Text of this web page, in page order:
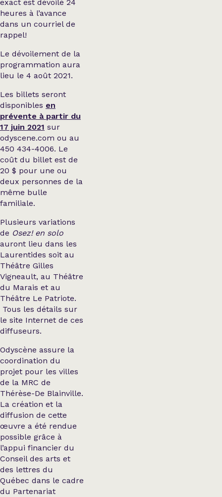
exact est dévoilé 24
heures à l’avance
dans un courriel de
rappel!
Le dévoilement de la
programmation aura
lieu le 4 août 2021.
Les billets seront
disponibles en
prévente à partir du
17 juin 2021 sur
odyscene.com ou au
450 434-4006. Le
coût du billet est de
20 $ pour une ou
deux personnes de la
même bulle
familiale.
Plusieurs variations
de Osez! en solo
auront lieu dans les
Laurentides soit au
Théâtre Gilles
Vigneault, au Théâtre
du Marais et au
Théâtre Le Patriote.
Tous les détails sur
le site Internet de ces
diffuseurs.
Odyscène assure la
coordination du
projet pour les villes
de la MRC de
Thérèse-De Blainville.
La création et la
diffusion de cette
œuvre a été rendue
possible grâce à
l’appui financier du
Conseil des arts et
des lettres du
Québec dans le cadre
du Partenariat